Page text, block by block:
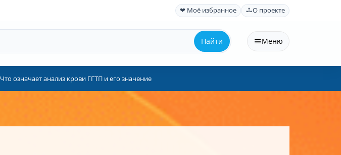
❤ Моё избранное О проекте
Найти Меню
Что означает анализ крови ГГТП и его значение